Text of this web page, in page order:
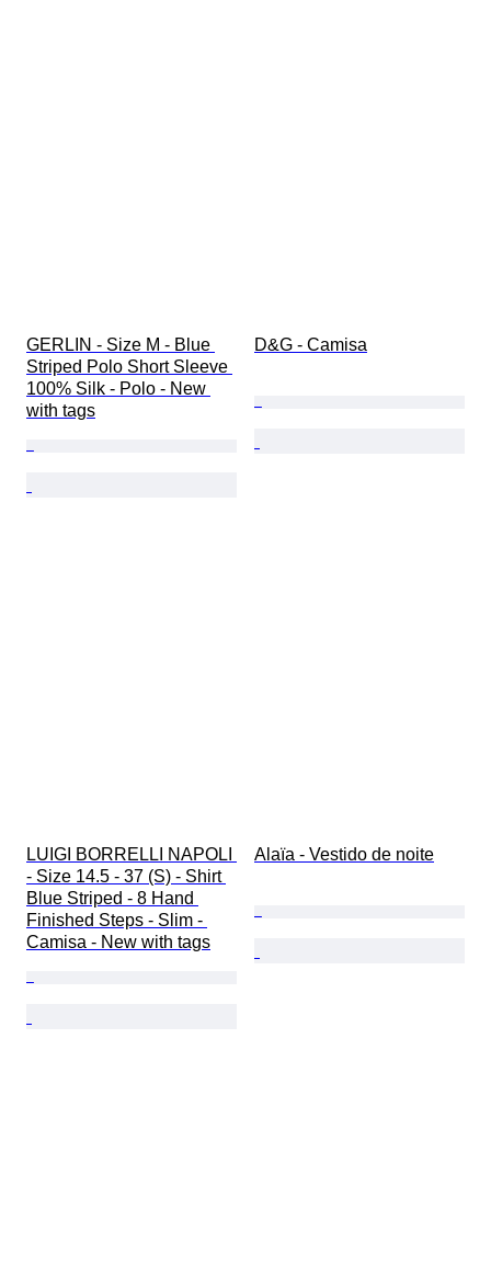
GERLIN - Size M - Blue
Striped Polo Short Sleeve
100% Silk - Polo - New
with tags
D&G - Camisa
LUIGI BORRELLI NAPOLI
- Size 14.5 - 37 (S) - Shirt
Blue Striped - 8 Hand
Finished Steps - Slim -
Camisa - New with tags
Alaïa - Vestido de noite